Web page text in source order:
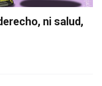
ni salud,